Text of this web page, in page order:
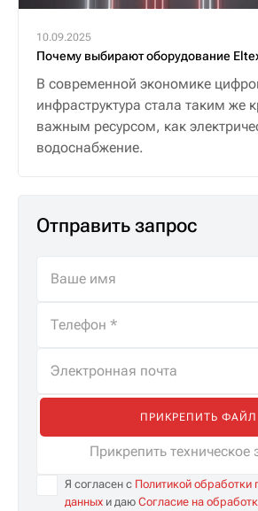
10.09.2025
Почему выбирают оборудование
В современной экономике
инфраструктура стала таким же
важным ресурсом, как
водоснабжение.
Отправить запрос
ПРИКРЕПИТЬ ФАЙЛ
Прикрепить техническое
Я согласен с Политикой обработки
данных и даю Согласие на